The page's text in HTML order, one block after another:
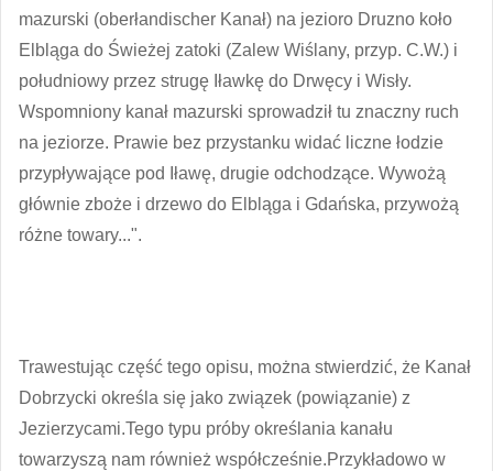
mazurski (oberłandischer Kanał) na jezioro Druzno koło
Elbląga do Świeżej zatoki (Zalew Wiślany, przyp. C.W.) i
południowy przez strugę Iławkę do Drwęcy i Wisły.
Wspomniony kanał mazurski sprowadził tu znaczny ruch
na jeziorze. Prawie bez przystanku widać liczne łodzie
przypływające pod Iławę, drugie odchodzące. Wywożą
głównie zboże i drzewo do Elbląga i Gdańska, przywożą
różne towary...".
Trawestując część tego opisu, można stwierdzić, że Kanał
Dobrzycki określa się jako związek (powiązanie) z
Jezierzycami.Tego typu próby określania kanału
towarzyszą nam również współcześnie.Przykładowo w